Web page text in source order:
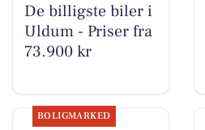
De billigste biler i
Uldum - Priser fra
73.900 kr
BOLIGMARKED